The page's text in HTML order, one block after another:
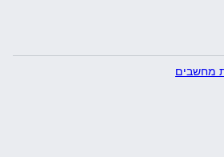
מחשבים